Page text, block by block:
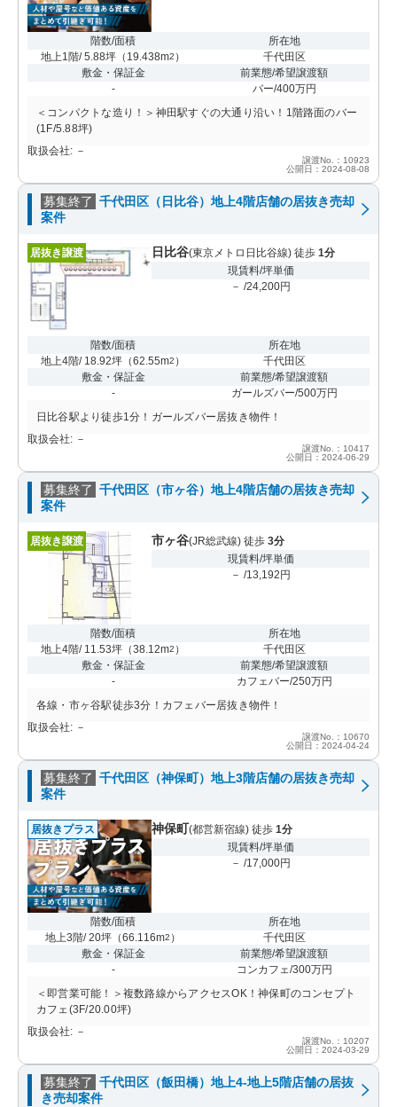
階数/面積
地上1階/ 5.88坪 （ 19.438m2 ）
所在地
千代田区
敷金・保証金
-
前業態/希望譲渡額
バー/400万円
＜コンパクトな造り！＞神田駅すぐの大通り沿い！1階路面のバー
(1F/5.88坪)
取扱会社: －
譲渡No.：10923
公開日：2024-08-08
募集終了 千代田区（日比谷）地上4階店舗の居抜き売却
案件
居抜き譲渡 日比谷(東京メトロ日比谷線) 徒歩 1分
現賃料/坪単価
－ /24,200円
階数/面積
地上4階/ 18.92坪 （62.55m2 ）
所在地
千代田区
敷金・保証金
-
前業態/希望譲渡額
ガールズバー/500万円
日比谷駅より徒歩1分！ガールズバー居抜き物件！
取扱会社: －
譲渡No.：10417
公開日：2024-06-29
募集終了 千代田区（市ヶ谷）地上4階店舗の居抜き売却
案件
居抜き譲渡 市ヶ谷(JR総武線) 徒歩 3分
現賃料/坪単価
－ /13,192円
階数/面積
地上4階/ 11.53坪 （38.12m2 ）
所在地
千代田区
敷金・保証金
-
前業態/希望譲渡額
カフェバー/250万円
各線・市ヶ谷駅徒歩3分！カフェバー居抜き物件！
取扱会社: －
譲渡No.：10670
公開日：2024-04-24
募集終了 千代田区（神保町）地上3階店舗の居抜き売却
案件
居抜きプラス 神保町(都営新宿線) 徒歩 1分
現賃料/坪単価
－ /17,000円
階数/面積
地上3階/ 20坪 （66.116m2 ）
所在地
千代田区
敷金・保証金
-
前業態/希望譲渡額
コンカフェ/300万円
＜即営業可能！＞複数路線からアクセスOK！神保町のコンセプト
カフェ(3F/20.00坪)
取扱会社: －
譲渡No.：10207
公開日：2024-03-29
募集終了 千代田区（飯田橋）地上4-地上5階店舗の居抜
き売却案件